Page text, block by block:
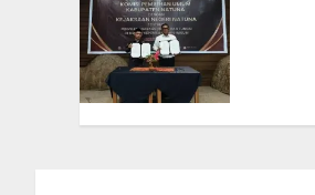
07/08/